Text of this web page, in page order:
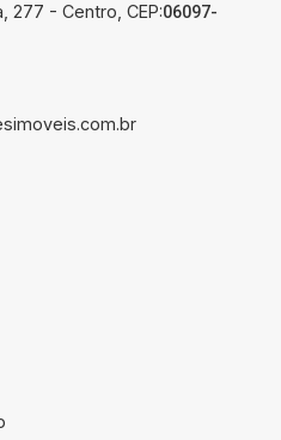
277 - Centro, CEP:06097-